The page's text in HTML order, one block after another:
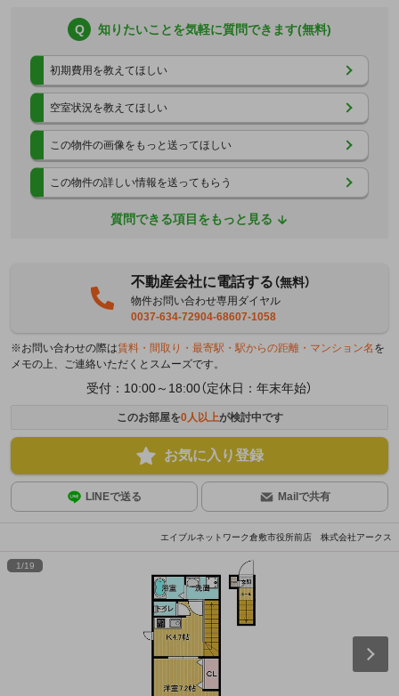
Q 知りたいことを気軽に質問できます(無料)
初期費用を教えてほしい
空室状況を教えてほしい
この物件の画像をもっと送ってほしい
この物件の詳しい情報を送ってもらう
質問できる項目をもっと見る
不動産会社に電話する（無料）
物件お問い合わせ専用ダイヤル
0037-634-72904-68607-1058
※お問い合わせの際は賃料・間取り・最寄駅・駅からの距離・マンション名 を
メモの上、ご連絡いただくとスムーズです。
受付：10:00～18:00（定休日：年末年始）
このお部屋を0人以上が検討中です
お気に入り登録
LINEで送る Mailで共有
エイブルネットワーク倉敷市役所前店 株式会社アークス
1/19